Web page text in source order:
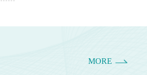
MORE